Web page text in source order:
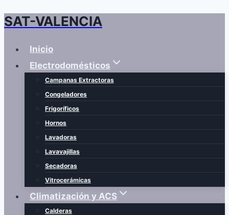
Saltar
contenido
SAT-VALENCIA
Inicio
Electrodomésticos
Campanas Extractoras
Congeladores
Frigoríficos
Hornos
Lavadoras
Lavavajillas
Secadoras
Vitrocerámicas
Climatización y ACS
Calderas